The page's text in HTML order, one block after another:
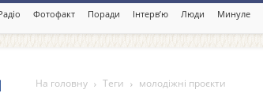
Фотофакт Поради Інтерв’ю Люди Минуле
На головну Теги молодіжні проєкти